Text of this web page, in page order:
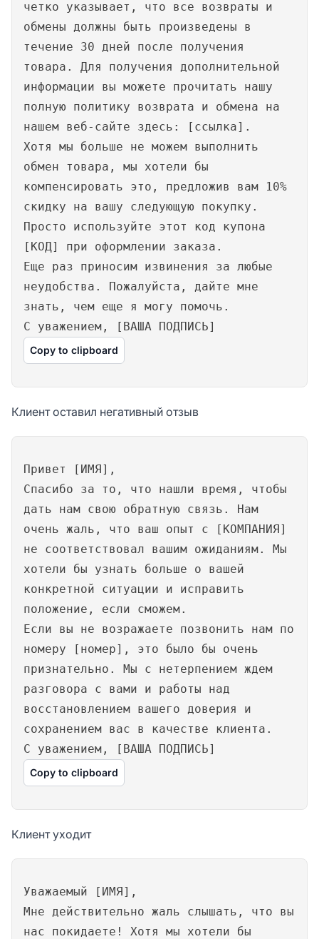
четко указывает, что все возвраты и
обмены должны быть произведены в
течение 30 дней после получения
товара. Для получения дополнительной
информации вы можете прочитать нашу
полную политику возврата и обмена на
нашем веб-сайте здесь: [ссылка].
Хотя мы больше не можем выполнить
обмен товара, мы хотели бы
компенсировать это, предложив вам 10%
скидку на вашу следующую покупку.
Просто используйте этот код купона
[КОД] при оформлении заказа.
Еще раз приносим извинения за любые
неудобства. Пожалуйста, дайте мне
знать, чем еще я могу помочь.
С уважением, [ВАША ПОДПИСЬ]
Copy to clipboard
Клиент оставил негативный отзыв
Привет [ИМЯ],
Спасибо за то, что нашли время, чтобы
дать нам свою обратную связь. Нам
очень жаль, что ваш опыт с [КОМПАНИЯ]
не соответствовал вашим ожиданиям. Мы
хотели бы узнать больше о вашей
конкретной ситуации и исправить
положение, если сможем.
Если вы не возражаете позвонить нам по
номеру [номер], это было бы очень
признательно. Мы с нетерпением ждем
разговора с вами и работы над
восстановлением вашего доверия и
сохранением вас в качестве клиента.
С уважением, [ВАША ПОДПИСЬ]
Copy to clipboard
Клиент уходит
Уважаемый [ИМЯ],
Мне действительно жаль слышать, что вы
нас покидаете! Хотя мы хотели бы